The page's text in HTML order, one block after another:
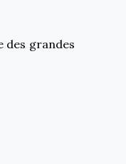
des grandes